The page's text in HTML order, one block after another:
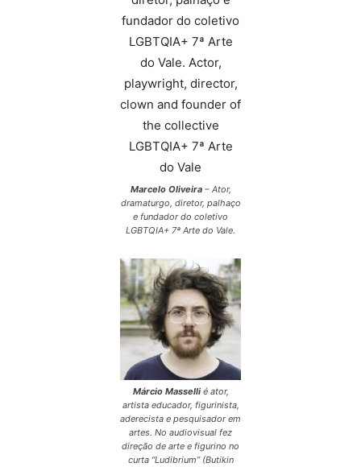
Marcelo Oliveira– Ator,
dramaturgo, diretor, palhaço
e fundador do coletivo
LGBTQIA+ 7ª Arte do Vale.
Márcio Massellié ator,
artista educador, figurinista,
aderecista e pesquisador em
artes. No audiovisual fez
direção de arte e figurino no
curta “Ludibrium” (Butikin